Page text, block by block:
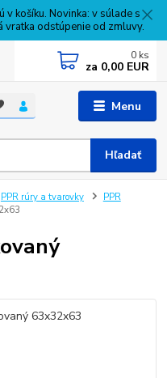
košíku. Novinka: v súlade s
odstúpenie od zmluvy.
Menu
Hľadať
0 ks
za 0,00 EUR
PPR rúry a tvarovky
PPR